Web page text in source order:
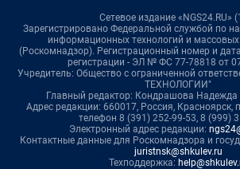
Сетевое издание «NGS24.RU»
Зарегистрировано Федеральной службой по
информационных технологий и
(Роскомнадзор). Регистрационный номер и
регистрации - ЭЛ № ФС 77-78818 от
Учредитель: Общество с ограниченной
ТЕХНОЛОГИИ"
Главный редактор: Кондрашова Надежда
Адрес редакции: 660017, Россия, Красноярск,
телефон 8 (391) 252-99-53, 8 (999)
Электронный адрес редакции:
Контактные данные для Роскомнадзора и
juristnsk@shkulev.ru
Техподдержка: